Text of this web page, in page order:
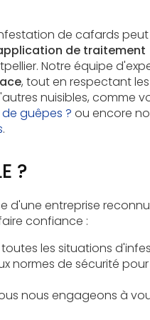
de cafards
de traitement
Notre équipe
, tout en respectant
nuisibles, comme
guêpes ? ou encore
.
?
d'une entreprise
confiance :
les situations
normes de sécurité
nous engageons à